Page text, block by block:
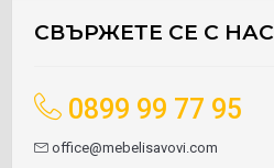
СВЪРЖЕТЕ СЕ С НАС
0899 99 77 95
office@mebelisavovi.com